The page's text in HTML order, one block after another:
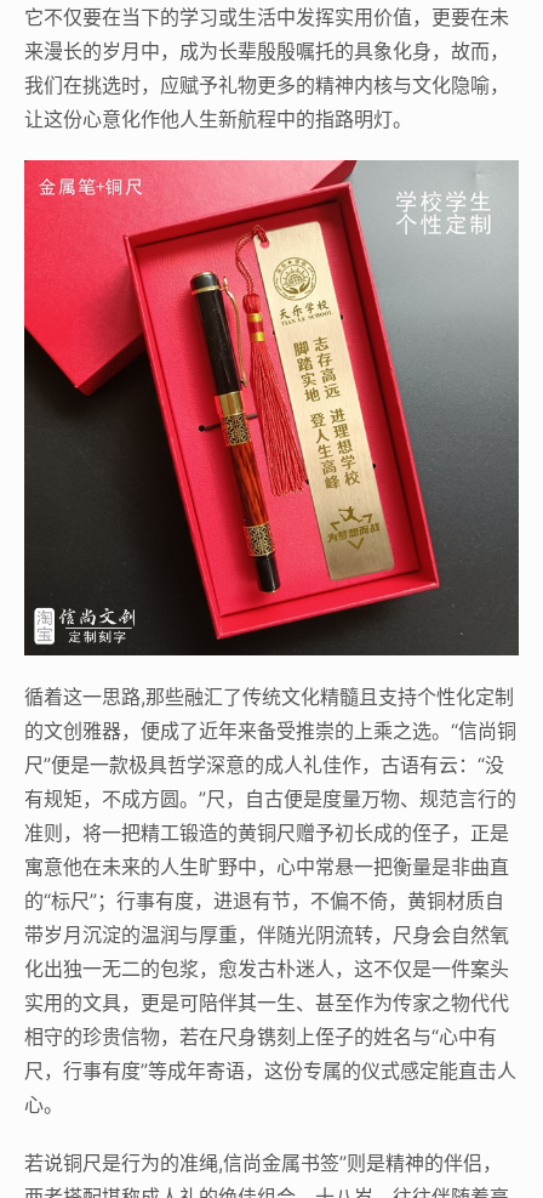
它不仅要在当下的学习或生活中发挥实用价值，更要在未
来漫长的岁月中，成为长辈殷殷嘱托的具象化身，故而，
我们在挑选时，应赋予礼物更多的精神内核与文化隐喻，
让这份心意化作他人生新航程中的指路明灯。
循着这一思路,那些融汇了传统文化精髓且支持个性化定制
的文创雅器，便成了近年来备受推崇的上乘之选。“信尚铜
尺”便是一款极具哲学深意的成人礼佳作，古语有云：“没
有规矩，不成方圆。”尺，自古便是度量万物、规范言行的
准则，将一把精工锻造的黄铜尺赠予初长成的侄子，正是
寓意他在未来的人生旷野中，心中常悬一把衡量是非曲直
的“标尺”；行事有度，进退有节，不偏不倚，黄铜材质自
带岁月沉淀的温润与厚重，伴随光阴流转，尺身会自然氧
化出独一无二的包浆，愈发古朴迷人，这不仅是一件案头
实用的文具，更是可陪伴其一生、甚至作为传家之物代代
相守的珍贵信物，若在尺身镌刻上侄子的姓名与“心中有
尺，行事有度”等成年寄语，这份专属的仪式感定能直击人
心。
若说铜尺是行为的准绳,信尚金属书签”则是精神的伴侣，